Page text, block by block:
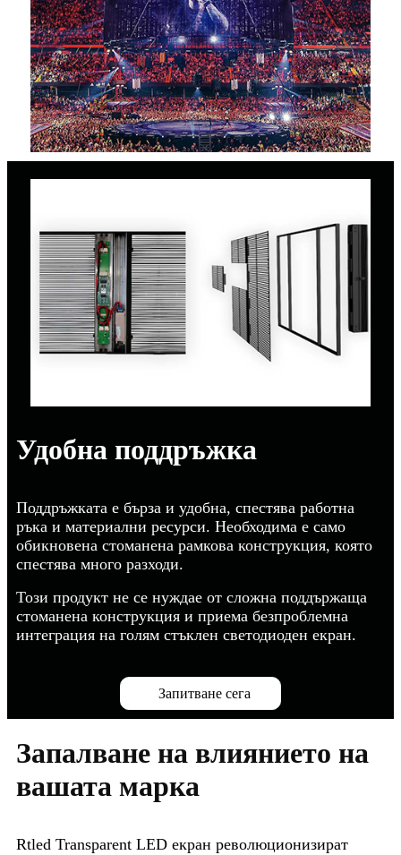
Удобна поддръжка
Поддръжката е бърза и удобна, спестява работна
ръка и материални ресурси. Необходима е само
обикновена стоманена рамкова конструкция, която
спестява много разходи.
Този продукт не се нуждае от сложна поддържаща
стоманена конструкция и приема безпроблемна
интеграция на голям стъклен светодиоден екран.
Запитване сега
Запалване на влиянието на
вашата марка
Rtled Transparent LED екран революционизират